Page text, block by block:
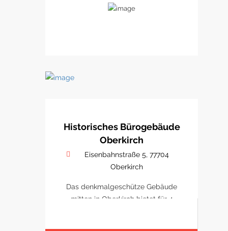
Historisches Bürogebäude
Oberkirch
Eisenbahnstraße 5, 77704
Oberkirch
Das denkmalgeschütze Gebäude
mitten in Oberkirch bietet für 4